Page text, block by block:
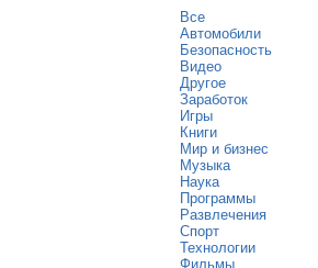
Все
Автомобили
Безопасность
Видео
Другое
Заработок
Игры
Книги
Мир и бизнес
Музыка
Наука
Программы
Развлечения
Спорт
Технологии
Фильмы